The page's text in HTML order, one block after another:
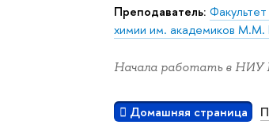
Преподаватель:
химии им. академиков
Начала работать в НИУ
Домашняя страница